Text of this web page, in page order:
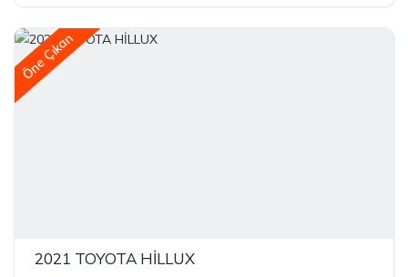
Öne Çıkan
2021 TOYOTA HİLLUX